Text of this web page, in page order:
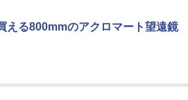
える800mmのアクロマート望遠鏡